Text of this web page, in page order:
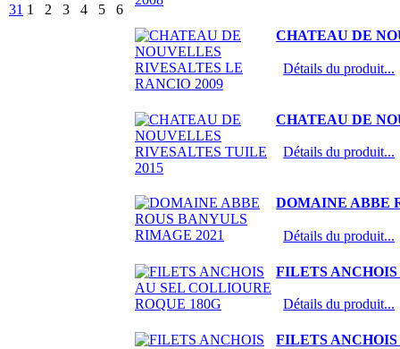
31 1 2 3 4 5 6
CHATEAU DE
Détails du produit...
CHATEAU DE
Détails du produit...
DOMAINE ABBE
Détails du produit...
FILETS
Détails du produit...
FILETS